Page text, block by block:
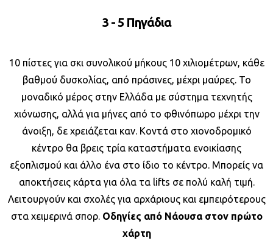
3 - 5 Πηγάδια
10 πίστες για σκι συνολικού μήκους 10 χιλιομέτρων, κάθε
βαθμού δυσκολίας, από πράσινες, μέχρι μαύρες. Το
μοναδικό μέρος στην Ελλάδα με σύστημα τεχνητής
χιόνωσης, αλλά για μήνες από το φθινόπωρο μέχρι την
άνοιξη, δε χρειάζεται καν. Κοντά στο χιονοδρομικό
κέντρο θα βρεις τρία καταστήματα ενοικίασης
εξοπλισμού και άλλο ένα στο ίδιο το κέντρο. Μπορείς να
αποκτήσεις κάρτα για όλα τα lifts σε πολύ καλή τιμή.
Λειτουργούν και σχολές για αρχάριους και εμπειρότερους
στα χειμερινά σπορ. Οδηγίες από Νάουσα στον πρώτο
χάρτη